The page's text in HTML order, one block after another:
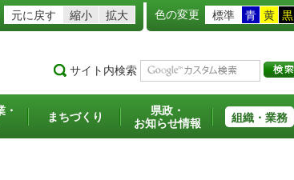
元に戻す 縮小 拡大 色の変更 標準 青 黄 黒
サイト内検索
・
まちづくり
県政・
お知らせ情報
組織・業務